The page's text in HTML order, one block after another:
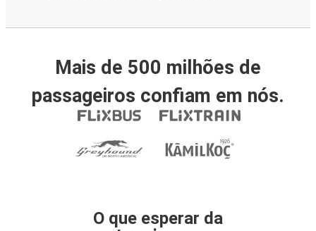
Mais de 500 milhões de
passageiros confiam em nós.
O que esperar da